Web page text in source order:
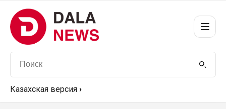
Казахская версия ›